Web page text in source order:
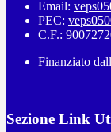
Email:
PEC:
C.F.:
Finanziato
Sezione Link